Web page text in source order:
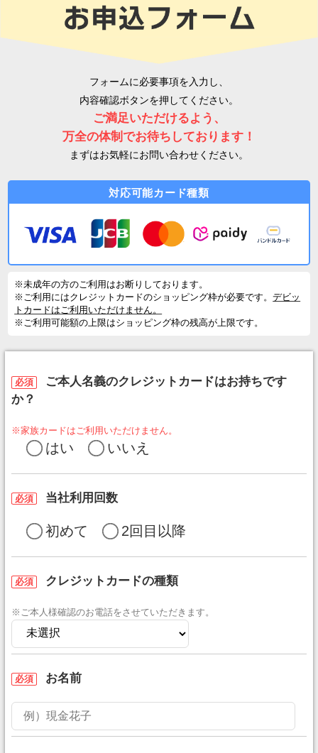
フォームに必要事項を入力し、
内容確認ボタンを押してください。
ご満足いただけるよう、
万全の体制でお待ちしております！
まずはお気軽にお問い合わせください。
対応可能カード種類
※未成年の方のご利用はお断りしております。
※ご利用にはクレジットカードのショッピング枠が必要です。デビッ
トカードはご利用いただけません。
※ご利用可能額の上限はショッピング枠の残高が上限です。
必須
ご本人名義のクレジットカードはお持ちです
か？
※家族カードはご利用いただけません。
はい いいえ
必須 当社利用回数
初めて 2回目以降
必須 クレジットカードの種類
※ご本人様確認のお電話をさせていただきます。
必須 お名前